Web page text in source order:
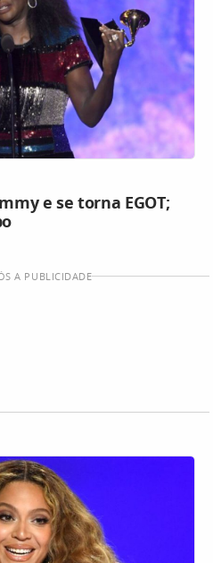
e se torna EGOT;
A PUBLICIDADE